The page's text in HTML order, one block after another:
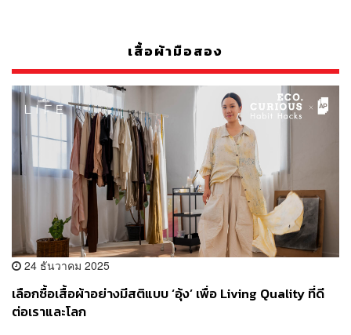
เสื้อผ้ามือสอง
24 ธันวาคม 2025
เลือกซื้อเสื้อผ้าอย่างมีสติแบบ ‘อุ้ง’ เพื่อ Living Quality ที่ดี
ต่อเราและโลก